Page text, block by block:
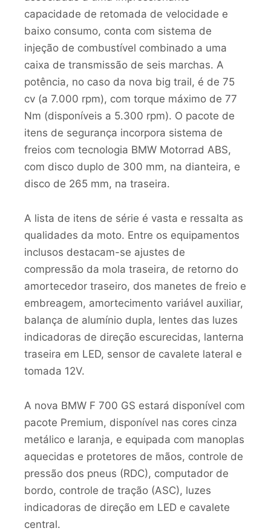
capacidade de retomada de velocidade e
baixo consumo, conta com sistema de
injeção de combustível combinado a uma
caixa de transmissão de seis marchas. A
potência, no caso da nova big trail, é de 75
cv (a 7.000 rpm), com torque máximo de 77
Nm (disponíveis a 5.300 rpm). O pacote de
itens de segurança incorpora sistema de
freios com tecnologia BMW Motorrad ABS,
com disco duplo de 300 mm, na dianteira, e
disco de 265 mm, na traseira.
A lista de itens de série é vasta e ressalta as
qualidades da moto. Entre os equipamentos
inclusos destacam-se ajustes de
compressão da mola traseira, de retorno do
amortecedor traseiro, dos manetes de freio e
embreagem, amortecimento variável auxiliar,
balança de alumínio dupla, lentes das luzes
indicadoras de direção escurecidas, lanterna
traseira em LED, sensor de cavalete lateral e
tomada 12V.
A nova BMW F 700 GS estará disponível com
pacote Premium, disponível nas cores cinza
metálico e laranja, e equipada com manoplas
aquecidas e protetores de mãos, controle de
pressão dos pneus (RDC), computador de
bordo, controle de tração (ASC), luzes
indicadoras de direção em LED e cavalete
central.